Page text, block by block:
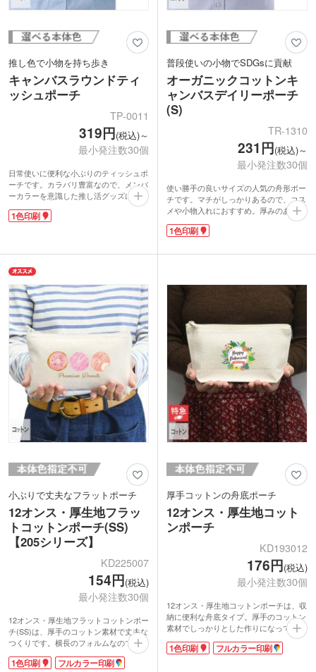
推し色で小物を持ち歩き
キャンバスラウンドティ
ッシュポーチ
TP-0011
319円(税込)～
最小発注数30個
日常使いに便利な小ぶりのティッシュポ
ーチです。カラバリ豊富なので、メンバ
ーカラーを意識した推し活グッズにぴっ
たり！流行のくすみカラーがおしゃれで
す。お直し用コスメやコンパクトミラー
付き。
スト名やグループ名、ショップのブラン
ドロゴなどを印刷するだけで、オリジナ
ルグッズが簡単に制作できます。物販品
だけでなく、購入特典や周年記念品とい
った販促品にもおすすめです。
1色印刷
普段使いの小物でSDGsに貢献
オーガニックコットンキ
ャンバスデイリーポーチ
(S)
TR-1310
231円(税込)～
最小発注数30個
使い勝手の良いサイズの人気の舟形ポー
チです。マチがしっかりあるので、コス
メや小物入れにおすすめ。厚みのある生
地で、中身が透けにくいのもうれしい。
素材にはオーガニックコットンを使用し
できます。
1色印刷
小ぶりで丈夫なフラットポーチ
12オンス・厚生地フラッ
トコットンポーチ(SS)
【205シリーズ】
KD225007
154円(税込)
最小発注数30個
12オンス・厚生地フラットコットンポー
チ(SS)は、厚手のコットン素材で丈夫な
つくりです。横長のフォルムなので、携
帯用のペンケースやコスメポーチとして
使えます。ウェットティッシュや除菌ス
1色印刷 フルカラー印刷
厚手コットンの舟底ポーチ
12オンス・厚生地コット
ンポーチ
KD193012
176円(税込)
最小発注数30個
12オンス・厚生地コットンポーチは、収
納に便利な舟底タイプ。厚手のコットン
素材でしっかりとした作りになっていま
す。ファスナー付きで中身が飛び出す心
配もありません。メイク道具を入れてコ
1色印刷 フルカラー印刷